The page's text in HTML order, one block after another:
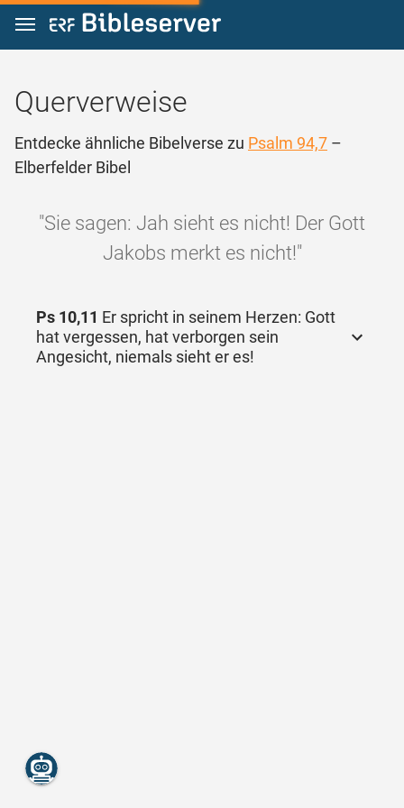
Zum Inhalt springen
Querverweise
Entdecke ähnliche Bibelverse zu Psalm 94,7 –
Elberfelder Bibel
"Sie sagen: Jah sieht es nicht! Der Gott
Jakobs merkt es nicht!"
Ps 10,11 Er spricht in seinem Herzen: Gott
hat vergessen, hat verborgen sein
Angesicht, niemals sieht er es!